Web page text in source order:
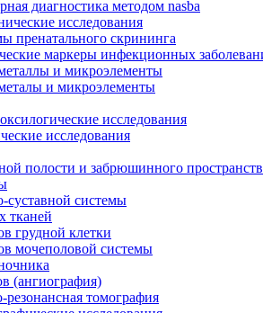
диагностика методом nasba
исследования
пренатального скрининга
маркеры инфекционных
и микроэлементы
и микроэлементы
исследования
исследования
полости и забрюшинного
суставной системы
тканей
грудной клетки
мочеполовой системы
(ангиография)
томография